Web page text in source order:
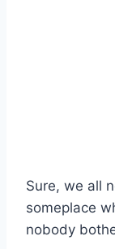
Sure, we all
someplace
nobody